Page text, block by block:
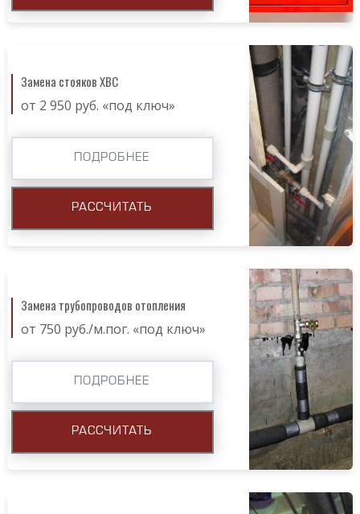
Замена стояков ХВС
от 2 950 руб. «под ключ»
ПОДРОБНЕЕ
РАССЧИТАТЬ
Замена трубопроводов отопления
от 750 руб./м.пог. «под ключ»
ПОДРОБНЕЕ
РАССЧИТАТЬ